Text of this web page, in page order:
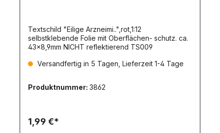
Textschild "Eilige Arzneimi..",rot,1:12
selbstklebende Folie mit Oberflächen- schutz. ca.
43x8,9mm NICHT reflektierend TS009
Versandfertig in 5 Tagen, Lieferzeit 1-4 Tage
Produktnummer: 3862
1,99 €*